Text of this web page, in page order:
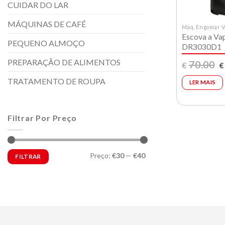
CUIDAR DO LAR
MÁQUINAS DE CAFÉ
PEQUENO ALMOÇO
PREPARAÇÃO DE ALIMENTOS
TRATAMENTO DE ROUPA
Filtrar Por Preço
Preço
mínimo
Preço
máximo
FILTRAR Preço: €30— €40
Máq. Engomar
Escova a
DR3030D1
€ 70.00 O
€
LER MAIS